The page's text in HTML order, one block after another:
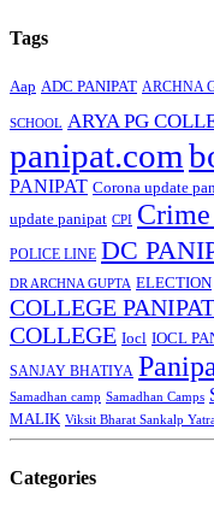
Tags
Aap ADC PANIPAT ARCHNA
SCHOOL ARYA PG
panipat.com
PANIPAT Corona update
update panipat CPI
POLICE LINE DC
DR ARCHNA GUPTA ELECTION
COLLEGE PANIPAT
COLLEGE Iocl IOCL
SANJAY BHATIYA
Samadhan camp Samadhan Camps
MALIK Viksit Bharat Sankalp
Categories